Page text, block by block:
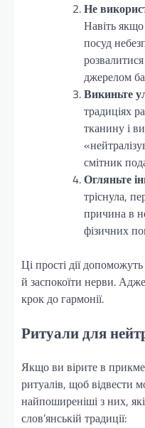
Не
Навіть
посуд
джерелом
Викиньте
традиціях
тканину і
смітник
Огляньте
тріснула,
причина в
фізичних
Ці прості дії
й заспокоїти нерви.
крок до гармонії.
Ритуали для
Якщо ви вірите в
ритуалів, щоб відвести
найпоширеніші з них,
слов’янській традиції: